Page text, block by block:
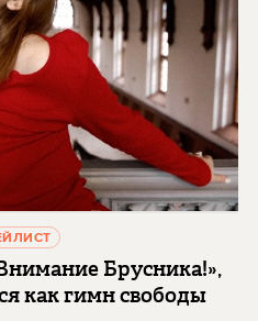
Брусника!»,
как гимн свободы